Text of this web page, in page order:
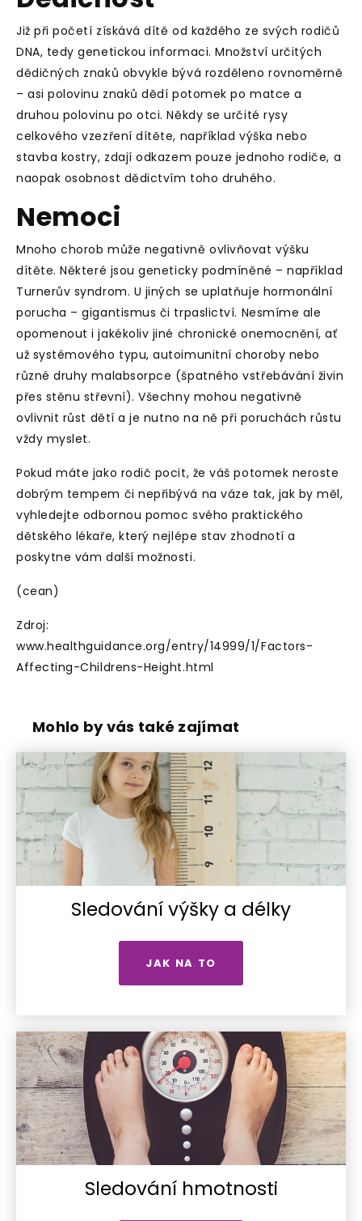
Již při početí získává dítě od každého ze svých rodičů
DNA, tedy genetickou informaci. Množství určitých
dědičných znaků obvykle bývá rozděleno rovnoměrně
– asi polovinu znaků dědí potomek po matce a
druhou polovinu po otci. Někdy se určité rysy
celkového vzezření dítěte, například výška nebo
stavba kostry, zdají odkazem pouze jednoho rodiče, a
naopak osobnost dědictvím toho druhého.
Nemoci
Mnoho chorob může negativně ovlivňovat výšku
dítěte. Některé jsou geneticky podmíněné – například
Turnerův syndrom. U jiných se uplatňuje hormonální
porucha – gigantismus či trpaslictví. Nesmíme ale
opomenout i jakékoliv jiné chronické onemocnění, ať
už systémového typu, autoimunitní choroby nebo
různé druhy malabsorpce (špatného vstřebávání živin
přes stěnu střevní). Všechny mohou negativně
ovlivnit růst dětí a je nutno na ně při poruchách růstu
vždy myslet.
Pokud máte jako rodič pocit, že váš potomek neroste
dobrým tempem či nepřibývá na váze tak, jak by měl,
vyhledejte odbornou pomoc svého praktického
dětského lékaře, který nejlépe stav zhodnotí a
poskytne vám další možnosti.
(cean)
Zdroj:
www.healthguidance.org/entry/14999/1/Factors-
Affecting-Childrens-Height.html
Mohlo by vás také zajímat
Sledování výšky a délky
JAK NA TO
Sledování hmotnosti